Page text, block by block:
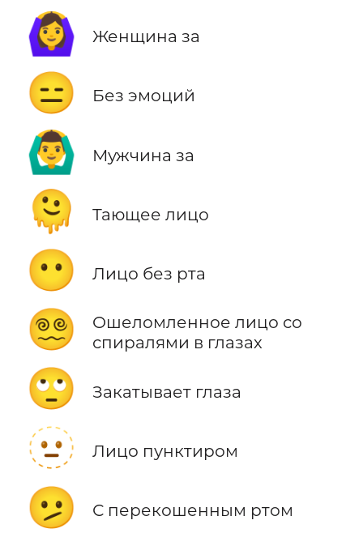
🙆‍♀️ Женщина за
😑 Без эмоций
🙆‍♂️ Мужчина за
🫠 Тающее лицо
😶 Лицо без рта
😵‍💫
Ошеломленное лицо со
спиралями в глазах
🙄 Закатывает глаза
🫥 Лицо пунктиром
🫤 С перекошенным ртом